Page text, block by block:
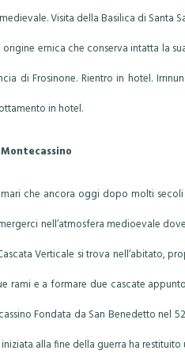
Visita della Basilica di
ernica che conserva intatta la
di Frosinone. Rientro in hotel.
in hotel.
che ancora oggi dopo molti
nell’atmosfera medioevale
Verticale si trova nell’abitato,
e a formare due cascate
Fondata da San Benedetto
alla fine della guerra ha